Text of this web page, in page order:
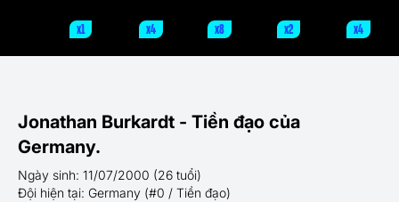
x1 x4 x8 x2 x4
Jonathan Burkardt - Tiền đạo của
Germany.
Ngày sinh: 11/07/2000 (26 tuổi)
Đội hiện tại: Germany (#0 / Tiền đạo)